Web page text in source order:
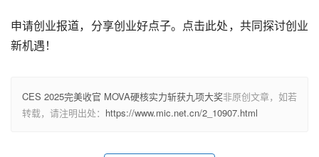
申请创业报道，分享创业好点子。点击此处，共同探讨创业
新机遇！
CES 2025完美收官 MOVA硬核实力斩获九项大奖非原创文章，如若
转载，请注明出处： https://www.mic.net.cn/2_10907.html